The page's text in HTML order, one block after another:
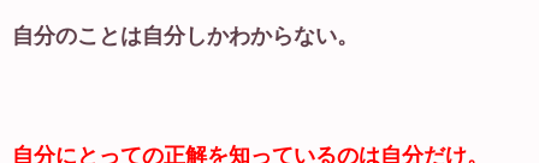
自分のことは自分しかわからない。
自分にとっての正解を知っているのは自分だけ。